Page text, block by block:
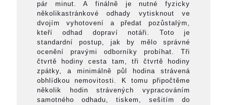
pár minut. A finálně je nutné fyzicky
několikastránkové odhady vytisknout ve
dvojím vyhotovení a předat pozůstalým,
kteří odhad dopraví notáři. Toto je
standardní postup, jak by mělo správné
ocenění pravými odborníky probíhat. Tři
čtvrtě hodiny cesta tam, tři čtvrtě hodiny
zpátky, a minimálně půl hodina strávená
obhlídkou nemovitosti. K tomu připočtěme
několik hodin strávených vypracováním
samotného odhadu, tiskem, sešitím do